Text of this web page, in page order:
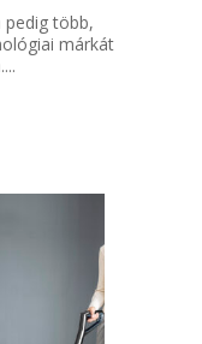
pedig több,
márkát